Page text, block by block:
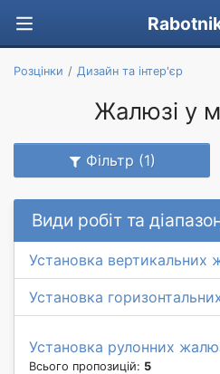
Розцінки Дизайн та інтер'єр
Жалюзі у
Фільтр (1)
Види робіт та
Установка вертикальних
Установка
Установка рулонних
Всього пропозицій: 5